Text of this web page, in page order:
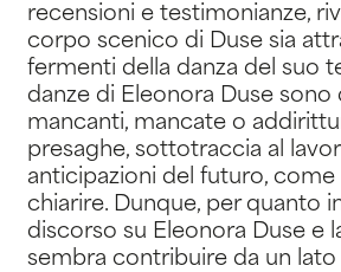
recensioni e testimonianze,
corpo scenico di Duse sia
fermenti della danza del suo
danze di Eleonora Duse sono
mancanti, mancate o
presaghe, sottotraccia al
anticipazioni del futuro,
chiarire. Dunque, per quanto
discorso su Eleonora Duse e
sembra contribuire da un lato